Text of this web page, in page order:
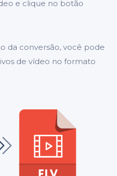
e clique no botão
da conversão, você pode
de vídeo no formato